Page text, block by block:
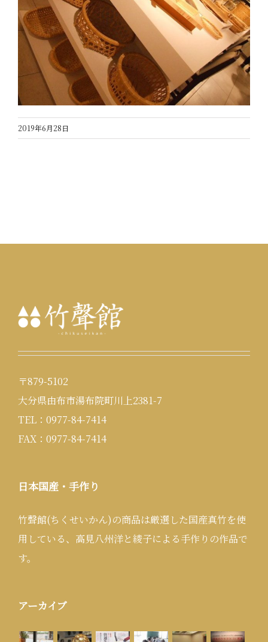
2019年6月28日
〒879-5102
大分県由布市湯布院町川上2381-7
TEL：0977-84-7414
FAX：0977-84-7414
日本国産・手作り
竹聲館(ちくせいかん)の商品は厳選した国産真竹を使
用している、高見八州洋と綾子による手作りの作品で
す。
アーカイブ